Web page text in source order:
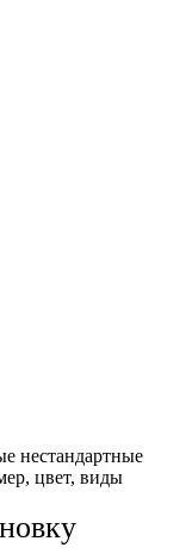
нестандартные
цвет, виды